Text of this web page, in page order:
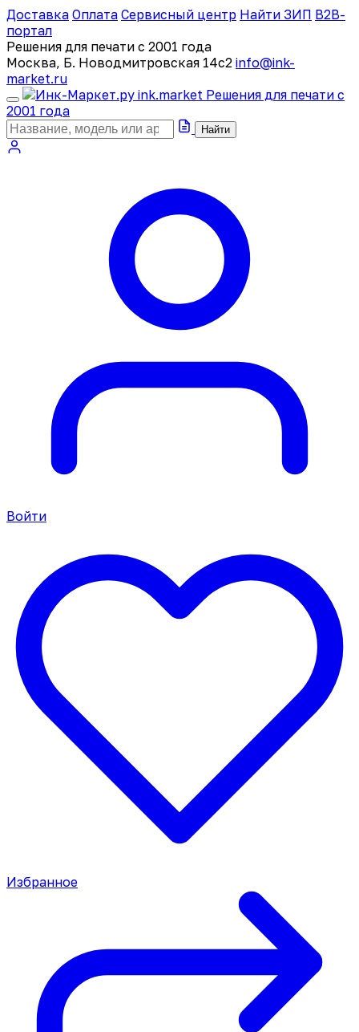
Доставка Оплата Сервисный центр Найти ЗИП B2B-
портал
Решения для печати с 2001 года
Москва, Б. Новодмитровская 14с2 info@ink-
market.ru
ink.market Решения для печати с
2001 года
Найти
Войти
Избранное